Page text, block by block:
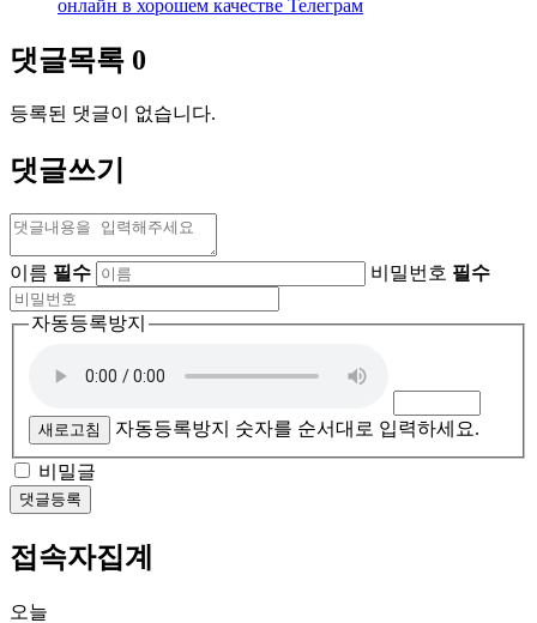
онлайн в хорошем качестве Телеграм
댓글목록 0
등록된 댓글이 없습니다.
댓글쓰기
이름 필수 비밀번호 필수
자동등록방지
새로고침 자동등록방지 숫자를 순서대로 입력하세요.
비밀글
댓글등록
접속자집계
오늘